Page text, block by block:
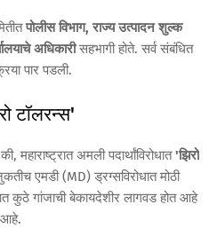
पोलीस विभाग, राज्य उत्पादन शुल्क
अधिकारीसहभागी होते. सर्व संबंधित
पार पडली.
टॉलरन्स'
महाराष्ट्रात अमली पदार्थांविरोधात'झिरो
एमडी (MD) ड्रग्सविरोधात मोठी
कुठे गांजाची बेकायदेशीर लागवड होत आहे
आहे.